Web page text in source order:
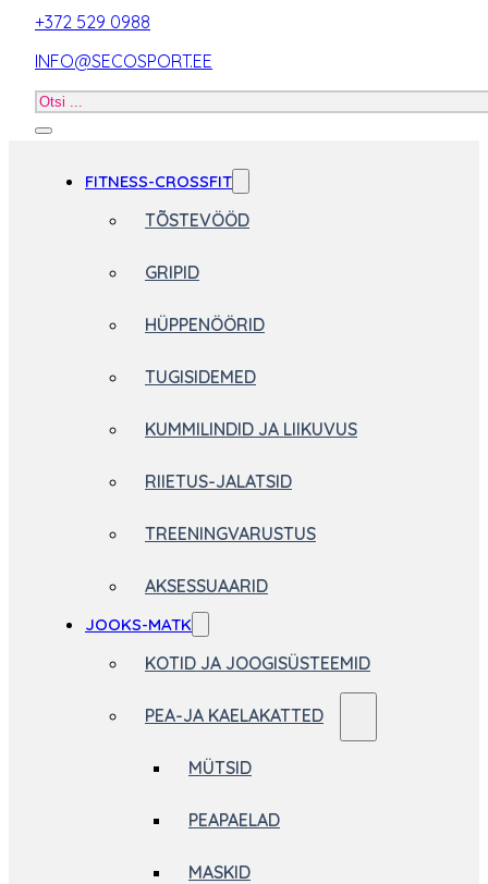
+372 529 0988
INFO@SECOSPORT.EE
Otsi
FITNESS-CROSSFIT
TÕSTEVÖÖD
GRIPID
HÜPPENÖÖRID
TUGISIDEMED
KUMMILINDID JA LIIKUVUS
RIIETUS-JALATSID
TREENINGVARUSTUS
AKSESSUAARID
JOOKS-MATK
KOTID JA JOOGISÜSTEEMID
PEA-JA KAELAKATTED
MÜTSID
PEAPAELAD
MASKID